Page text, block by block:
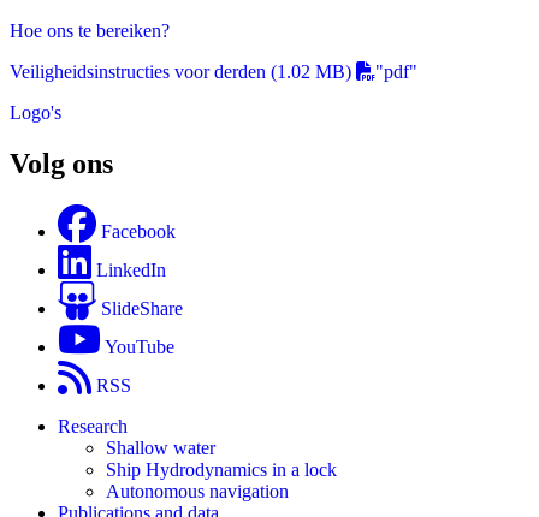
Hoe ons te bereiken?
Veiligheidsinstructies voor derden (1.02 MB)
"pdf"
Logo's
Volg ons
Facebook
LinkedIn
SlideShare
YouTube
RSS
Research
Shallow water
Ship Hydrodynamics in a lock
Autonomous navigation